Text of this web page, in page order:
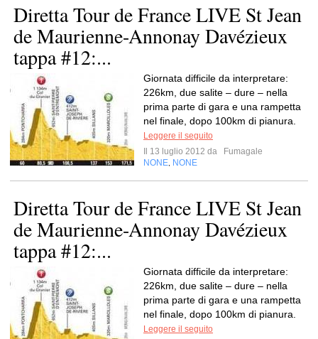
Diretta Tour de France LIVE St Jean
de Maurienne-Annonay Davézieux
tappa #12:...
Giornata difficile da interpretare:
226km, due salite – dure – nella
prima parte di gara e una rampetta
nel finale, dopo 100km di pianura.
Leggere il seguito
Il 13 luglio 2012 da
Fumagale
NONE NONE
Diretta Tour de France LIVE St Jean
de Maurienne-Annonay Davézieux
tappa #12:...
Giornata difficile da interpretare:
226km, due salite – dure – nella
prima parte di gara e una rampetta
nel finale, dopo 100km di pianura.
Leggere il seguito